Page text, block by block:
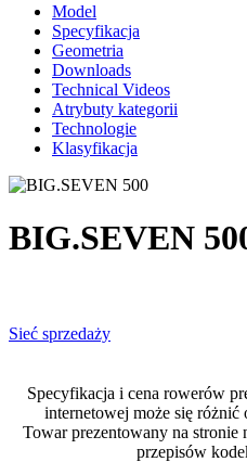
Model
Specyfikacja
Geometria
Downloads
Technical Videos
Atrybuty kategorii
Technologie
Klasyfikacja
BIG.SEVEN
Sieć sprzedaży
Specyfikacja i cena rowerów
internetowej może się różnić
Towar prezentowany na
przepisów